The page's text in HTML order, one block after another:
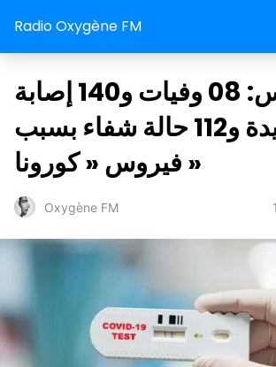
Radio Oxygène FM
صفاقس: 08 وفيات و140 إصابة
جديدة و112 حالة شفاء بسبب
فيروس « كورونا »
Oxygène FM